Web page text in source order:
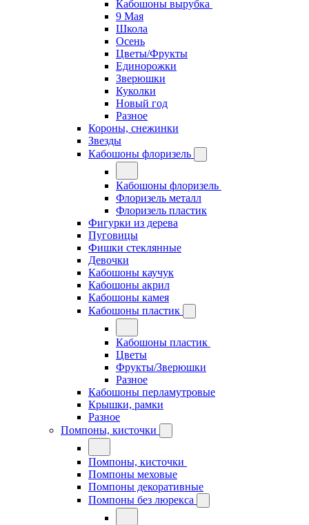
Кабошоны вырубка
9 Мая
Школа
Осень
Цветы/Фрукты
Единорожки
Зверюшки
Куколки
Новый год
Разное
Короны, снежинки
Звезды
Кабошоны флоризель
Кабошоны флоризель
Флоризель металл
Флоризель пластик
Фигурки из дерева
Пуговицы
Фишки стеклянные
Девочки
Кабошоны каучук
Кабошоны акрил
Кабошоны камея
Кабошоны пластик
Кабошоны пластик
Цветы
Фрукты/Зверюшки
Разное
Кабошоны перламутровые
Крышки, рамки
Разное
Помпоны, кисточки
Помпоны, кисточки
Помпоны меховые
Помпоны декоративные
Помпоны без люрекса